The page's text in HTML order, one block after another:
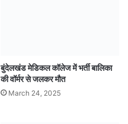
बुंदेलखंड मेडिकल कॉलेज में भर्ती बालिका
की वॉर्मर से जलकर मौत
March 24, 2025